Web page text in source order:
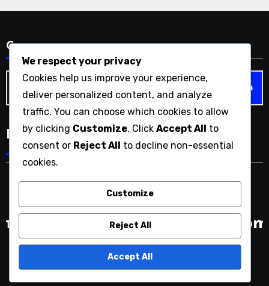
Cerca
Search
Language
materneravecungrandaime.com
We respect your privacy
Cookies help us improve your experience,
deliver personalized content, and analyze
traffic. You can choose which cookies to allow
by clicking Customize. Click Accept All to
consent or Reject All to decline non-essential
cookies.
Customize
Reject All
Accept All